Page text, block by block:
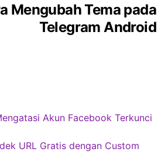
Mengubah Tema pada
Telegram Android
Akun Facebook Terkunci
URL Gratis dengan Custom